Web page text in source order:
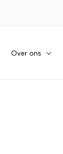
Over ons